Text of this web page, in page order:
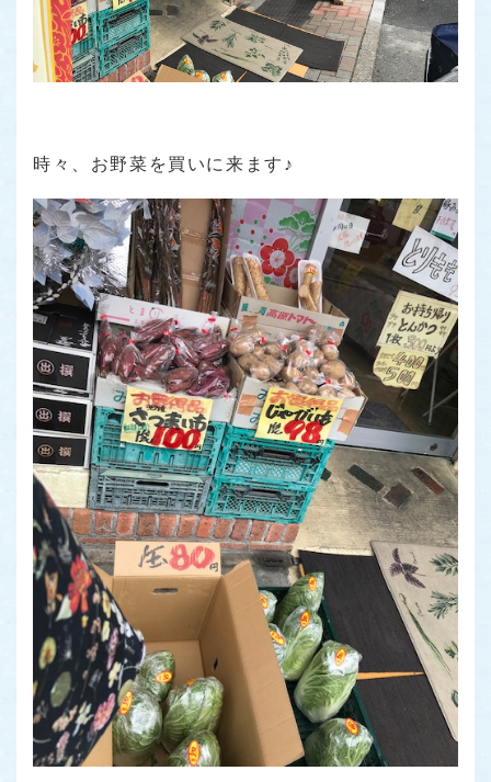
時々、お野菜を買いに来ます♪